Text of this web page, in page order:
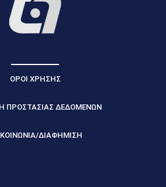
ΟΡΟΙ ΧΡΗΣΗΣ
ΠΡΟΣΤΑΣΙΑΣ ΔΕΔΟΜΕΝΩΝ
ΔΙΑΦΗΜΙΣΗ